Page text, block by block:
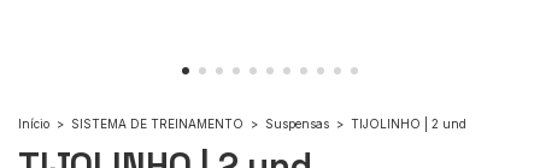
Início > SISTEMA DE TREINAMENTO > Suspensas > TIJOLINHO | 2 und